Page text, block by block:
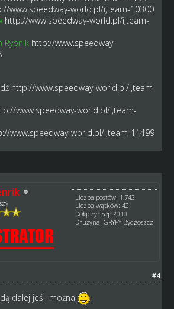
www.speedway-world.pl/i,team-10300
http://www.speedway-world.pl/i,team-
Rybnik http://www.speedway-
http://www.speedway-world.pl/i,team-
www.speedway-world.pl/i,team-
www.speedway-world.pl/i,team-11499
Liczba postów: 1,742
Liczba wątków: 42
Dołączył: Sep 2010
Drużyna: GRYFY Bydgoszcz
#4
dalej jeśli można